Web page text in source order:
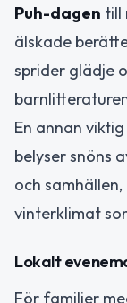
Puh-dagen till
älskade
sprider glädje
En annan
belyser snöns
och
vinterklimat
Lokalt
För familjer